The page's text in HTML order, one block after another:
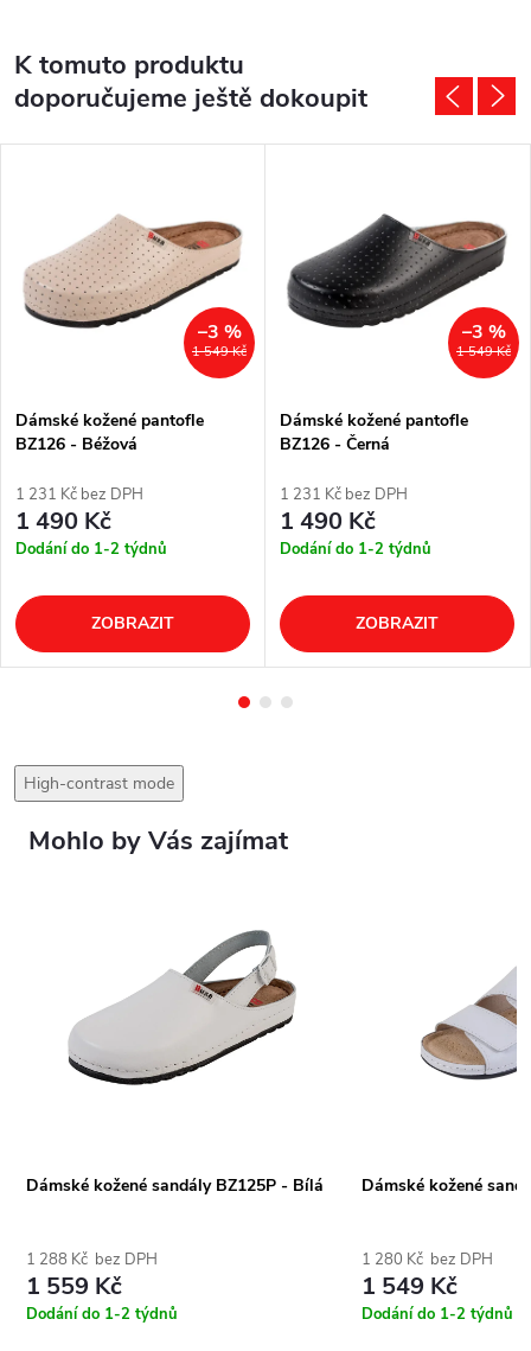
K tomuto produktu
doporučujeme ještě dokoupit
1 549 Kč
–3 %
Dámské kožené pantofle
BZ126 - Béžová
1 231 Kč bez DPH
1 490 Kč
Dodání do 1-2 týdnů
ZOBRAZIT
1 549 Kč
–3 %
Dámské kožené pantofle
BZ126 - Černá
1 231 Kč bez DPH
1 490 Kč
Dodání do 1-2 týdnů
ZOBRAZIT
High-contrast mode
Mohlo by Vás zajímat
Dámské kožené sandály BZ125P - Bílá
1 288 Kč bez DPH
1 559 Kč
Dodání do 1-2 týdnů
Dámské kožené
1 280 Kč bez DPH
1 549 Kč
Dodání do 1-2 týdnů